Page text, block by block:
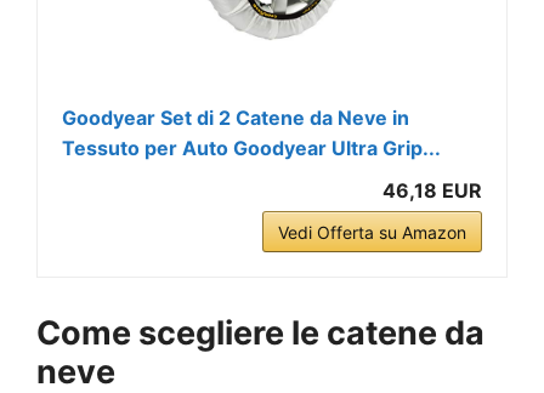
Goodyear Set di 2 Catene da Neve in
Tessuto per Auto Goodyear Ultra Grip...
46,18 EUR
Vedi Offerta su Amazon
Come scegliere le catene da
neve